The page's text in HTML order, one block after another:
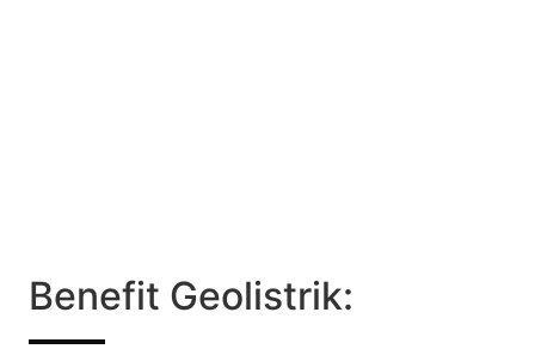
Benefit Geolistrik: